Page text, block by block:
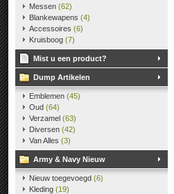
Messen (62)
Blankewapens (4)
Accessoires (6)
Kruisboog (7)
Mist u een product?
Dump Artikelen
Emblemen (45)
Oud (64)
Verzamel (63)
Diversen (42)
Van Alles (3)
Army & Navy Nieuw
Nieuw toegevoegd (6)
Kleding (19)